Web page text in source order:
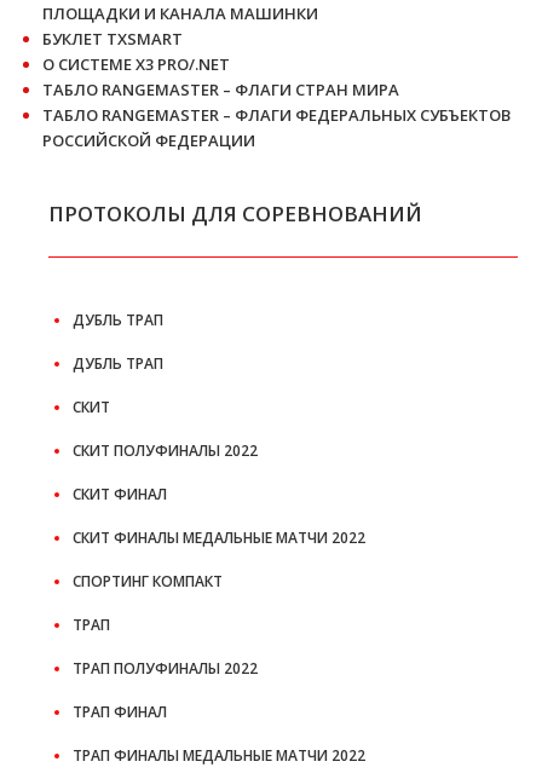
ПЛОЩАДКИ И КАНАЛА МАШИНКИ
БУКЛЕТ TXSMART
О СИСТЕМЕ X3 PRO/.NET
ТАБЛО RANGEMASTER – ФЛАГИ СТРАН МИРА
ТАБЛО RANGEMASTER – ФЛАГИ ФЕДЕРАЛЬНЫХ СУБЪЕКТОВ
РОССИЙСКОЙ ФЕДЕРАЦИИ
ПРОТОКОЛЫ ДЛЯ СОРЕВНОВАНИЙ
ДУБЛЬ ТРАП
ДУБЛЬ ТРАП
СКИТ
СКИТ ПОЛУФИНАЛЫ 2022
СКИТ ФИНАЛ
СКИТ ФИНАЛЫ МЕДАЛЬНЫЕ МАТЧИ 2022
СПОРТИНГ КОМПАКТ
ТРАП
ТРАП ПОЛУФИНАЛЫ 2022
ТРАП ФИНАЛ
ТРАП ФИНАЛЫ МЕДАЛЬНЫЕ МАТЧИ 2022